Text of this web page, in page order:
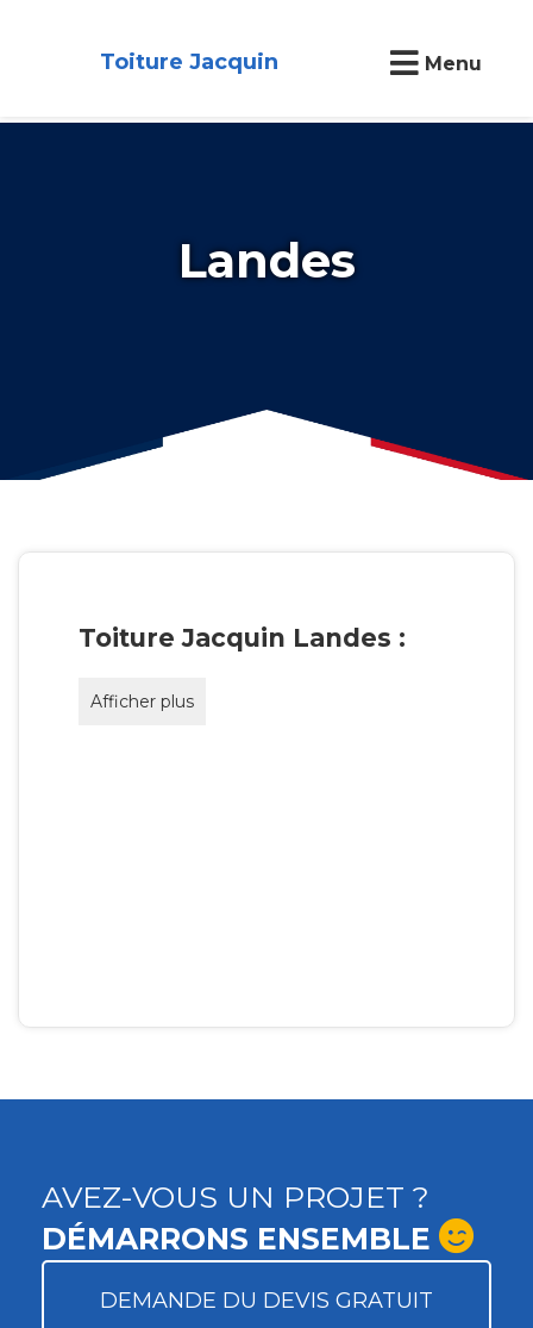
Toiture Jacquin Menu
Landes
Toiture Jacquin Landes :
Afficher plus
AVEZ-VOUS UN PROJET ?
DÉMARRONS ENSEMBLE
DEMANDE DU DEVIS GRATUIT